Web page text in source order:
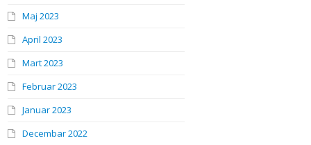
Maj 2023
April 2023
Mart 2023
Februar 2023
Januar 2023
Decembar 2022